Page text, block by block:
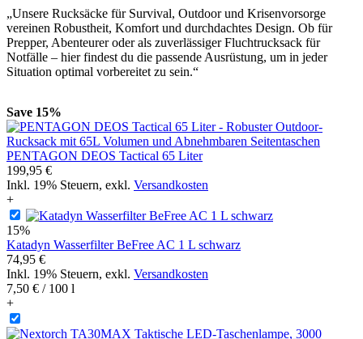
„Unsere Rucksäcke für Survival, Outdoor und Krisenvorsorge
vereinen Robustheit, Komfort und durchdachtes Design. Ob für
Prepper, Abenteurer oder als zuverlässiger Fluchtrucksack für
Notfälle – hier findest du die passende Ausrüstung, um in jeder
Situation optimal vorbereitet zu sein.“
Save 15%
PENTAGON DEOS Tactical 65 Liter
199,95 €
Inkl. 19% Steuern, exkl. Versandkosten
+
15%
Katadyn Wasserfilter BeFree AC 1 L schwarz
74,95 €
Inkl. 19% Steuern, exkl. Versandkosten
7,50 € / 100 l
+